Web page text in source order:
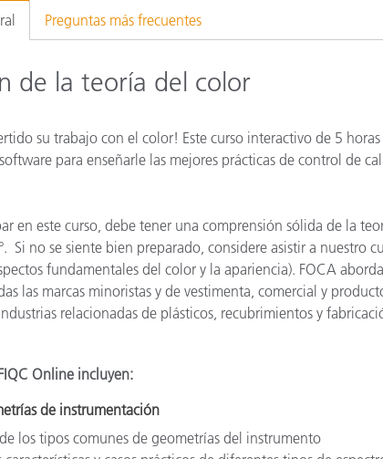
Fabricantes de Cosméticos
Preguntas más frecuentes
de la teoría del color
su trabajo con el color! Este curso interactivo de 5
para enseñarle las mejores prácticas de control de
en este curso, debe tener una comprensión sólida de la
no se siente bien preparado, considere asistir a nuestro
fundamentales del color y la apariencia). FOCA
las marcas minoristas y de vestimenta, comercial y
relacionadas de plásticos, recubrimientos y
Online incluyen:
de instrumentación
los tipos comunes de geometrías del instrumento